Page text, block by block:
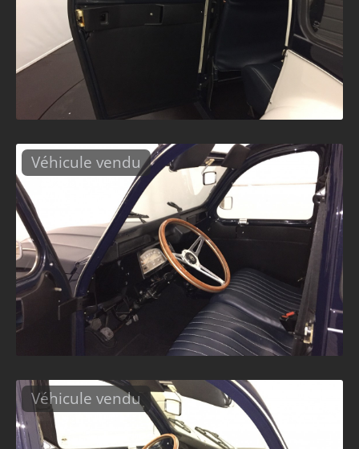
Véhicule vendu
Véhicule vendu